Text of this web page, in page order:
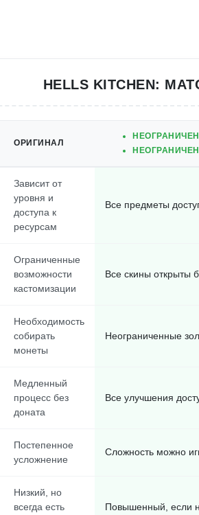
HELLS KITCHEN:
ОРИГИНАЛ
Зависит от
уровня и
доступа к
ресурсам
Все предметы
Ограниченные
возможности
кастомизации
Все скины открыты
Необходимость
собирать
монеты
Неограниченные
Медленный
процесс без
доната
Все улучшения
Постепенное
усложнение
Сложность можно
Низкий, но
всегда есть
Повышенный, если